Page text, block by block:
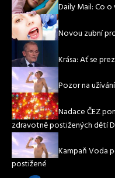
Daily Mail: Co
Novou zubní
Krása: Ať se
Pozor na
Nadace ČEZ
zdravotně postižených dětí
Kampaň Voda
postižené